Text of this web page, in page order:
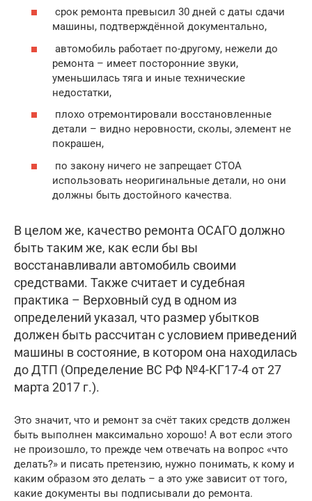
срок ремонта превысил 30 дней с даты сдачи
машины, подтверждённой документально,
автомобиль работает по-другому, нежели до
ремонта – имеет посторонние звуки,
уменьшилась тяга и иные технические
недостатки,
плохо отремонтировали восстановленные
детали – видно неровности, сколы, элемент не
покрашен,
по закону ничего не запрещает СТОА
использовать неоригинальные детали, но они
должны быть достойного качества.
В целом же, качество ремонта ОСАГО должно
быть таким же, как если бы вы
восстанавливали автомобиль своими
средствами. Также считает и судебная
практика – Верховный суд в одном из
определений указал, что размер убытков
должен быть рассчитан с условием приведений
машины в состояние, в котором она находилась
до ДТП (Определение ВС РФ №4-КГ17-4 от 27
марта 2017 г.).
Это значит, что и ремонт за счёт таких средств должен
быть выполнен максимально хорошо! А вот если этого
не произошло, то прежде чем отвечать на вопрос «что
делать?» и писать претензию, нужно понимать, к кому и
каким образом это делать – а это уже зависит от того,
какие документы вы подписывали до ремонта.